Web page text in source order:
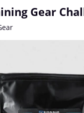
Gear
Training Gear